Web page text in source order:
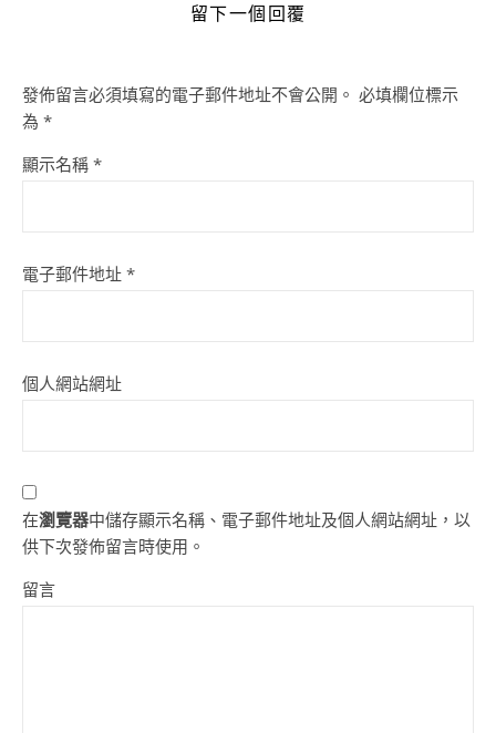
留下一個回覆
發佈留言必須填寫的電子郵件地址不會公開。 必填欄位標示
為 *
顯示名稱 *
電子郵件地址 *
個人網站網址
在瀏覽器中儲存顯示名稱、電子郵件地址及個人網站網址，以
供下次發佈留言時使用。
留言